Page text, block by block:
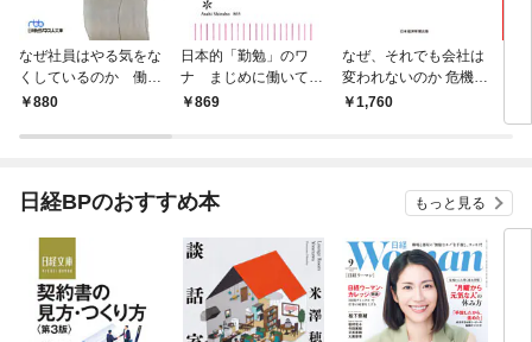
なぜ社員はやる気をな
くしているのか 働き
がいを生むスポンサー
880
日本的「勤勉」のワ
ナ まじめに働いても
なぜ報われないのか
869
なぜ、それでも会社は
変われないのか 危機を
突破する最強の「経営
1,760
日経BPのおすすめ本 もっと見る